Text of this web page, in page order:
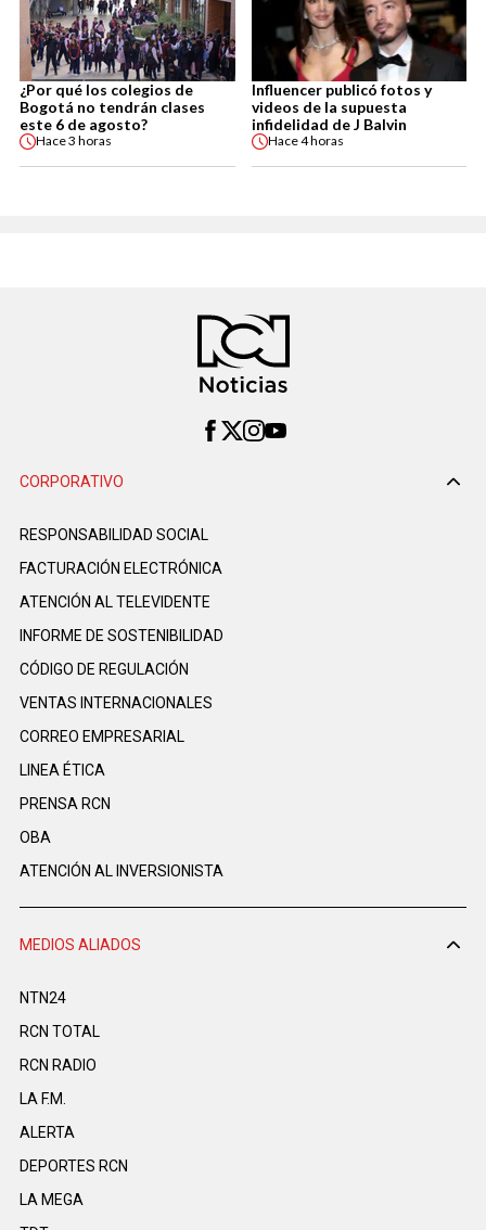
¿Por qué los colegios de
Bogotá no tendrán clases
este 6 de agosto?
Hace3 horas
Influencer publicó fotos y
videos de la supuesta
infidelidad de J Balvin
Hace4 horas
CORPORATIVO
RESPONSABILIDAD SOCIAL
FACTURACIÓN ELECTRÓNICA
ATENCIÓN AL TELEVIDENTE
INFORME DE SOSTENIBILIDAD
CÓDIGO DE REGULACIÓN
VENTAS INTERNACIONALES
CORREO EMPRESARIAL
LINEA ÉTICA
PRENSA RCN
OBA
ATENCIÓN AL INVERSIONISTA
MEDIOS ALIADOS
NTN24
RCN TOTAL
RCN RADIO
LA F.M.
ALERTA
DEPORTES RCN
LA MEGA